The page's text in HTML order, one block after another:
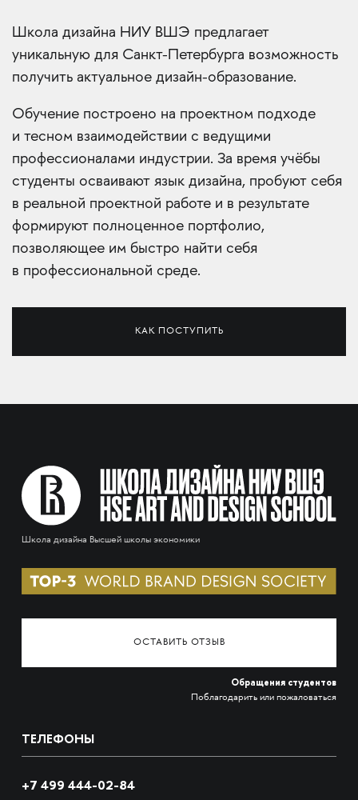
Школа дизайна НИУ ВШЭ предлагает
уникальную для Санкт-Петербурга возможность
получить актуальное дизайн-образование.
Обучение построено на проектном подходе
и тесном взаимодействии с ведущими
профессионалами индустрии. За время учёбы
студенты осваивают язык дизайна, пробуют себя
в реальной проектной работе и в результате
формируют полноценное портфолио,
позволяющее им быстро найти себя
в профессиональной среде.
КАК ПОСТУПИТЬ
Школа дизайна Высшей школы экономики
ОСТАВИТЬ ОТЗЫВ
Обращения студентов
Поблагодарить или пожаловаться
ТЕЛЕФОНЫ
+7 499 444-02-84